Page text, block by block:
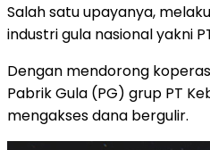
Salah satu upayanya,
industri gula nasional yakni
Dengan mendorong
Pabrik Gula (PG) grup PT
mengakses dana bergulir.